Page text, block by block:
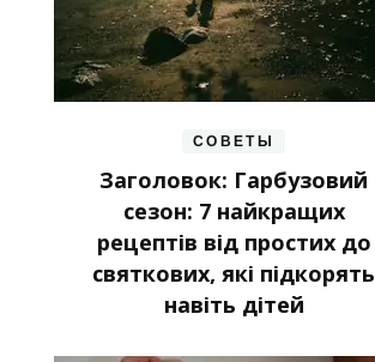
СОВЕТЫ
Заголовок: Гарбузовий
сезон: 7 найкращих
рецептів від простих до
святкових, які підкорять
навіть дітей